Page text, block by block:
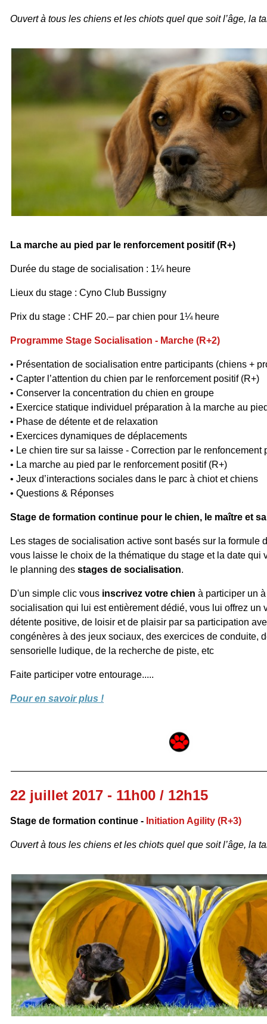
Ouvert à tous les chiens et les chiots quel que soit l’âge, la
La marche au pied par le renforcement positif (R+)
Durée du stage de socialisation : 1¼ heure
Lieux du stage : Cyno Club Bussigny
Prix du stage : CHF 20.– par chien pour 1¼ heure
Programme Stage Socialisation - Marche (R+2)
• Présentation de socialisation entre participants (chiens +
• Capter l’attention du chien par le renforcement positif (R+)
• Conserver la concentration du chien en groupe
• Exercice statique individuel préparation à la marche au
• Phase de détente et de relaxation
• Exercices dynamiques de déplacements
• Le chien tire sur sa laisse - Correction par le renfoncement
• La marche au pied par le renforcement positif (R+)
• Jeux d’interactions sociales dans le parc à chiot et chiens
• Questions & Réponses
Stage de formation continue pour le chien, le maître et
Les stages de socialisation active sont basés sur la formule
vous laisse le choix de la thématique du stage et la date qui
le planning des stages de socialisation.
D'un simple clic vous inscrivez votre chien à participer un
socialisation qui lui est entièrement dédié, vous lui offrez un
détente positive, de loisir et de plaisir par sa participation
congénères à des jeux sociaux, des exercices de conduite,
sensorielle ludique, de la recherche de piste, etc
Faite participer votre entourage.....
Pour en savoir plus !
22 juillet 2017 - 11h00 / 12h15
Stage de formation continue - Initiation Agility (R+3)
Ouvert à tous les chiens et les chiots quel que soit l’âge, la